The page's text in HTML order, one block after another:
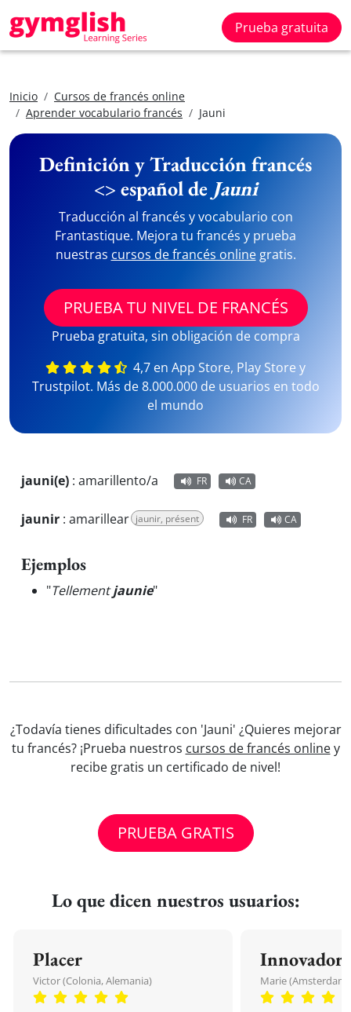
Prueba gratuita
Inicio
Cursos de francés online
Aprender vocabulario francés
Jauni
Definición y Traducción francés
<> español de Jauni
Traducción al francés y vocabulario con
Frantastique. Mejora tu francés y prueba
nuestras cursos de francés onlinegratis.
PRUEBA TU NIVEL DE FRANCÉS
Prueba gratuita, sin obligación de compra
4,7 en App Store, Play Store y
Trustpilot. Más de 8.000.000 de usuarios en todo
el mundo
jauni(e) : amarillento/a FR CA
jaunir : amarillear jaunir, présent FR CA
Ejemplos
"Tellementjaunie"
¿Todavía tienes dificultades con 'Jauni' ¿Quieres mejorar
tu francés? ¡Prueba nuestros cursos de francés onliney
recibe gratis un certificado de nivel!
PRUEBA GRATIS
Lo que dicen nuestros usuarios:
Placer
Victor (Colonia, Alemania)
Innovador
Marie (Amsterdam,